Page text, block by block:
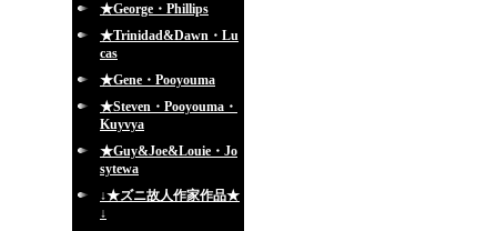
★George・Phillips
★Trinidad&Dawn・Lu
cas
★Gene・Pooyouma
★Steven・Pooyouma・
Kuyvya
★Guy&Joe&Louie・Jo
sytewa
↓★ズニ故人作家作品★
↓